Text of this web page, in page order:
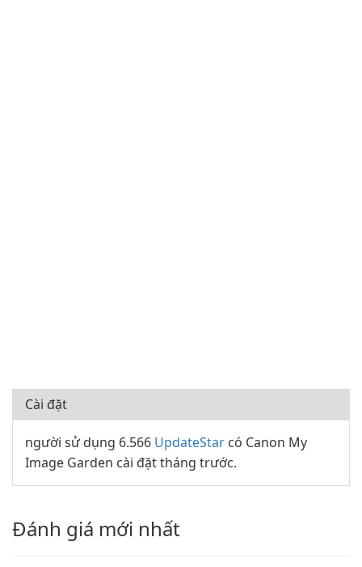
Cài đặt
người sử dụng 6.566 UpdateStar có Canon My
Image Garden cài đặt tháng trước.
Đánh giá mới nhất